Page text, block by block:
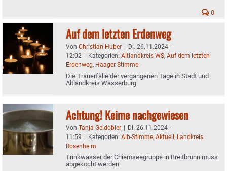
0
Auf dem letzten Erdenweg
Von Christian Huber | Di. 26.11.2024 -
12:02 | Kategorien: Altlandkreis WS, Auf dem letzten
Erdenweg, Haager-Stimme
Die Trauerfälle der vergangenen Tage in Stadt und
Altlandkreis Wasserburg
Achtung! Keime nachgewiesen
Von Tanja Geidobler | Di. 26.11.2024 -
11:59 | Kategorien: Aib-Stimme, Aktuell, Landkreis
Rosenheim
Trinkwasser der Chiemseegruppe in Breitbrunn muss
abgekocht werden